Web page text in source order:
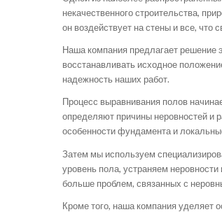
некачественного строительства,
он воздействует на стены и все,
Наша компания предлагает решение
восстанавливать исходное
надежность наших работ.
Процесс выравнивания полов
определяют причины неровностей и
особенности фундамента и
Затем мы используем
уровень пола, устраняем
больше проблем, связанных с
Кроме того, наша компания уделяет